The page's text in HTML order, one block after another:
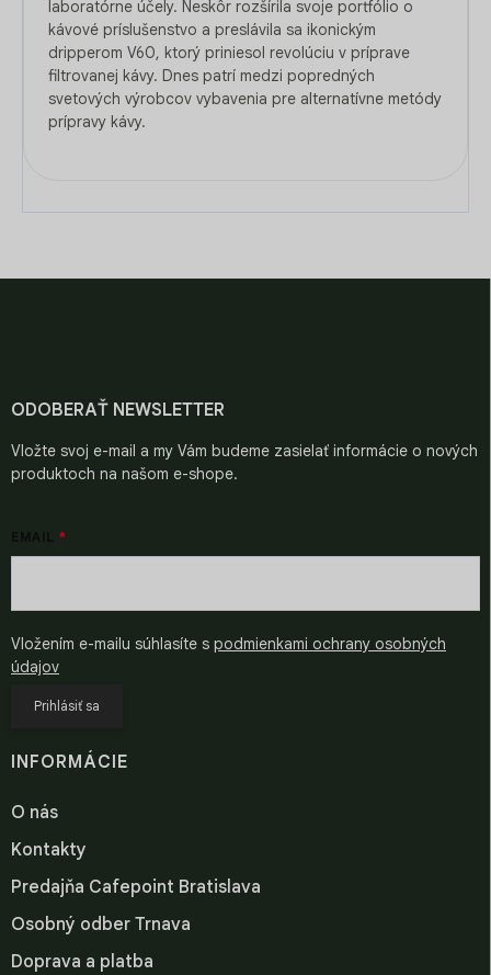
laboratórne účely. Neskôr rozšírila svoje portfólio o
kávové príslušenstvo a preslávila sa ikonickým
dripperom V60, ktorý priniesol revolúciu v príprave
filtrovanej kávy. Dnes patrí medzi popredných
svetových výrobcov vybavenia pre alternatívne metódy
prípravy kávy.
ODOBERAŤ NEWSLETTER
Vložte svoj e-mail a my Vám budeme zasielať informácie o nových
produktoch na našom e-shope.
Vložením e-mailu súhlasíte s podmienkami ochrany osobných
údajov
Prihlásiť sa
INFORMÁCIE
O nás
Kontakty
Predajňa Cafepoint Bratislava
Osobný odber Trnava
Doprava a platba